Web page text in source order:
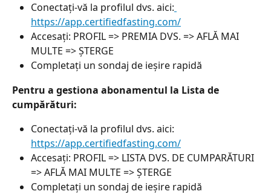
Conectați-vă la profilul dvs. aici:
https://app.certifiedfasting.com/
Accesați: PROFIL => PREMIA DVS. => AFLĂ MAI
MULTE => ȘTERGE
Completați un sondaj de ieșire rapidă
Pentru a gestiona abonamentul la Lista de
cumpărături:
Conectați-vă la profilul dvs. aici:
https://app.certifiedfasting.com/
Accesați: PROFIL => LISTA DVS. DE CUMPARĂTURI
=> AFLĂ MAI MULTE => ȘTERGE
Completați un sondaj de ieșire rapidă